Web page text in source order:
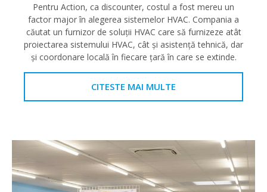
Pentru Action, ca discounter, costul a fost mereu un
factor major în alegerea sistemelor HVAC. Compania a
căutat un furnizor de soluţii HVAC care să furnizeze atât
proiectarea sistemului HVAC, cât şi asistenţă tehnică, dar
şi coordonare locală în fiecare ţară în care se extinde.
CITESTE MAI MULTE